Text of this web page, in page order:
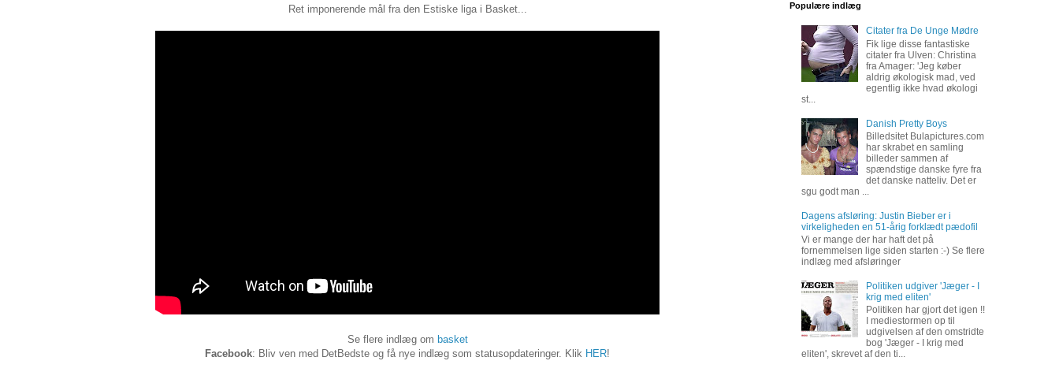
Ret imponerende mål fra den Estiske liga i Basket...
Se flere indlæg om basket
Facebook: Bliv ven med DetBedste og få nye indlæg som statusopdateringer. Klik HER!
Populære indlæg
Citater fra De Unge Mødre
Fik lige disse fantastiske
citater fra Ulven: Christina
fra Amager: 'Jeg køber
aldrig økologisk mad, ved
egentlig ikke hvad økologi
st...
Danish Pretty Boys
Billedsitet Bulapictures.com
har skrabet en samling
billeder sammen af
spændstige danske fyre fra
det danske natteliv. Det er
sgu godt man ...
Dagens afsløring: Justin Bieber er i
virkeligheden en 51-årig forklædt pædofil
Vi er mange der har haft det på
fornemmelsen lige siden starten :-) Se flere
indlæg med afsløringer
Politiken udgiver 'Jæger - I
krig med eliten'
Politiken har gjort det igen !!
I mediestormen op til
udgivelsen af den omstridte
bog 'Jæger - I krig med
eliten', skrevet af den ti...